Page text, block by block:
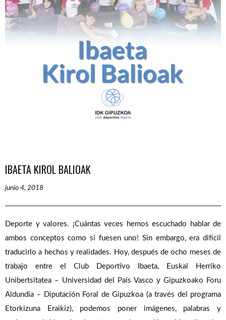
IBAETA KIROL BALIOAK
junio 4, 2018
Deporte y valores. ¡Cuántas veces hemos escuchado hablar de
ambos conceptos como si fuesen uno! Sin embargo, era difícil
traducirlo a hechos y realidades. Hoy, después de ocho meses de
trabajo entre el Club Deportivo Ibaeta, Euskal Herriko
Unibertsitatea – Universidad del País Vasco y Gipuzkoako Foru
Aldundia – Diputación Foral de Gipuzkoa (a través del programa
Etorkizuna Eraikiz), podemos poner imágenes, palabras y